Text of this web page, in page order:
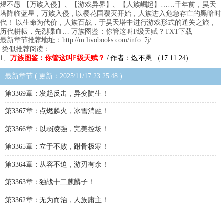
煜不愚 【万族入侵】、【游戏异界】、【人族崛起】……千年前，昊天
塔降临蓝星，万族入侵，以樱花国覆灭开始，人族进入危急存亡的黑暗时
代！ 以生命为代价，人族百战，于昊天塔中进行游戏形式的通关之旅，
历代耕耘，先烈喋血… 万族图鉴：你管这叫F级天赋？TXT下载
最新章节推荐地址：http://m.livobooks.com/info_7j/
类似推荐阅读：
1、 万族图鉴：你管这叫F级天赋？ / 作者：煜不愚 （17 11:24）
最新章节 ( 更新：2025/11/17 23:25:48 )
第3369章：发起反击，异变陡生！
第3367章：点燃麟火，冰雪消融！
第3366章：以弱凌强，完美控场！
第3365章：立于不败，跗骨极寒！
第3364章：从容不迫，游刃有余！
第3363章：独战十二麒麟子！
第3362章：无为而治，人族庸主！